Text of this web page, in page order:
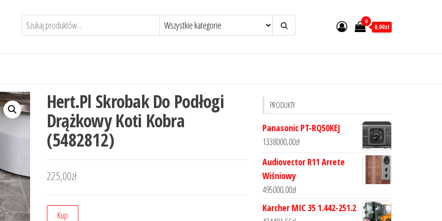
0
0,00zł
Hert.Pl Skrobak Do Podłogi
Drążkowy Koti Kobra
(5482812)
225,00zł
Kup
PRODUKTY
Panasonic PT-RQ50KEJ
1338000,00zł
Audiovector R11 Arrete
Wiśniowy
495000,00zł
Karcher MIC 35 1.442-251.2